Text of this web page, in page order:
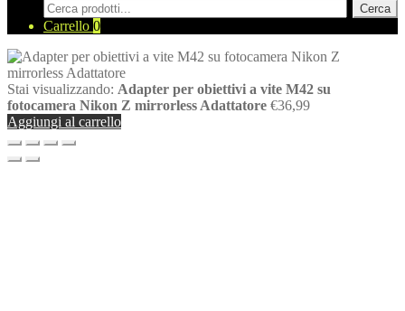
Cerca
Carrello 0
Stai visualizzando: Adapter per obiettivi a vite M42 su
fotocamera Nikon Z mirrorless Adattatore €36,99
Aggiungi al carrello